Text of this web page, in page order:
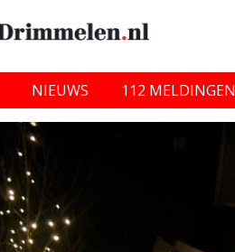
NIEUWS 112 MELDINGEN